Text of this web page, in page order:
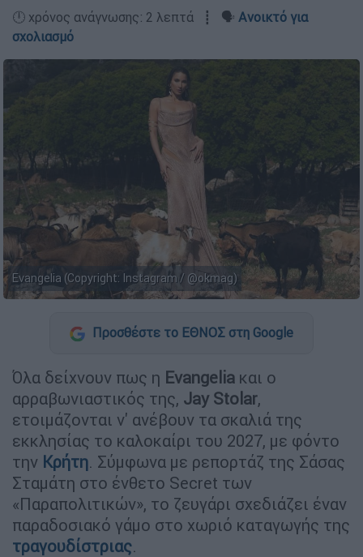
🕛 χρόνος ανάγνωσης: 2 λεπτά ┋ 🗣️ Ανοικτό για
σχολιασμό
Evangelia (Copyright: Instagram / @okmag)
Προσθέστε το ΕΘΝΟΣ στη Google
Όλα δείχνουν πως η Evangelia και ο
αρραβωνιαστικός της, Jay Stolar,
ετοιμάζονται ν' ανέβουν τα σκαλιά της
εκκλησίας το καλοκαίρι του 2027, με φόντο
την Κρήτη. Σύμφωνα με ρεπορτάζ της Σάσας
Σταμάτη στο ένθετο Secret των
«Παραπολιτικών», το ζευγάρι σχεδιάζει έναν
παραδοσιακό γάμο στο χωριό καταγωγής της
τραγουδίστριας.